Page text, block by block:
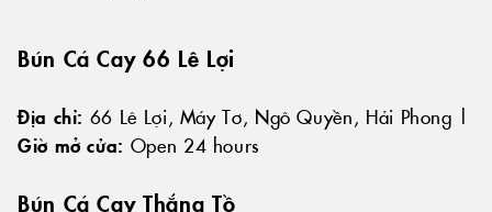
Bún Cá Cay 66 Lê Lợi
Địa chỉ: 66 Lê Lợi, Máy Tơ, Ngô Quyền, Hải Phong |
Giờ mở cửa: Open 24 hours
Bún Cá Cay Thắng Tồ